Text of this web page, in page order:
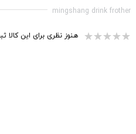
mingshang drink frother
هنوز نظری برای این